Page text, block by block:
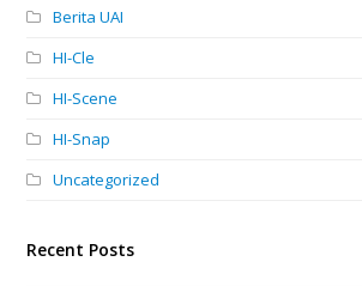
Berita UAI
HI-Cle
HI-Scene
HI-Snap
Uncategorized
Recent Posts